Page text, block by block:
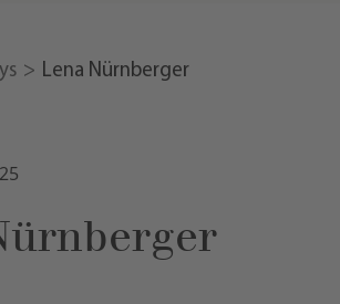
Lena Nürnberger